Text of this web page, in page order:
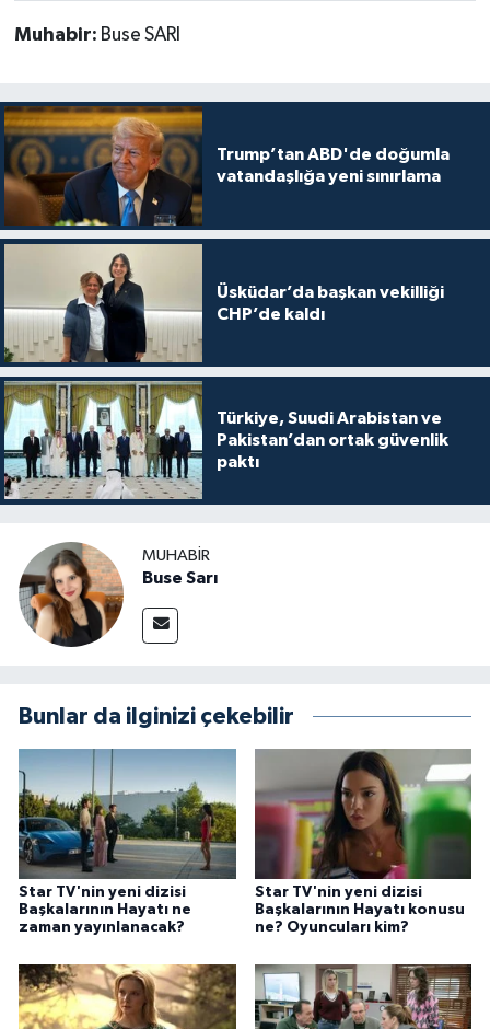
Muhabir: Buse SARI
Trump’tan ABD'de doğumla
vatandaşlığa yeni sınırlama
Üsküdar’da başkan vekilliği
CHP’de kaldı
Türkiye, Suudi Arabistan ve
Pakistan’dan ortak güvenlik
paktı
MUHABIR
Buse Sarı
Bunlar da ilginizi çekebilir
Star TV'nin yeni dizisi
Başkalarının Hayatı ne
zaman yayınlanacak?
Star TV'nin yeni dizisi
Başkalarının Hayatı konusu
ne? Oyuncuları kim?